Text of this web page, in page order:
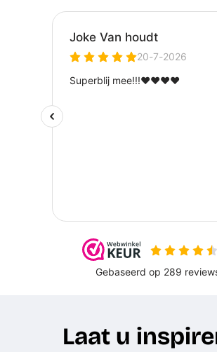
Laat u